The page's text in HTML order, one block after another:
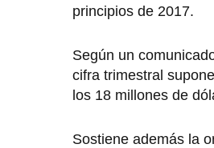
principios de 2017.
Según un
cifra trimestral
los 18 millones de
Sostiene además la